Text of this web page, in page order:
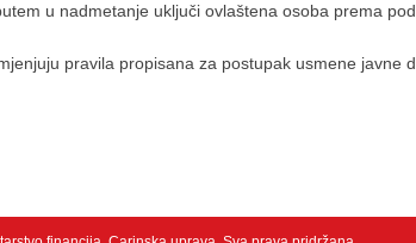
u nadmetanje uključi ovlaštena osoba prema
pravila propisana za postupak usmene javne